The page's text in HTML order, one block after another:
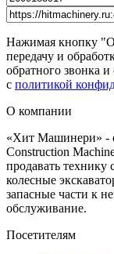
Нажимая кнопку
передачу и
обратного звонка
с политикой
О компании
«Хит Машинери» -
Construction
продавать технику
колесные
запасные части к
обслуживание.
Посетителям